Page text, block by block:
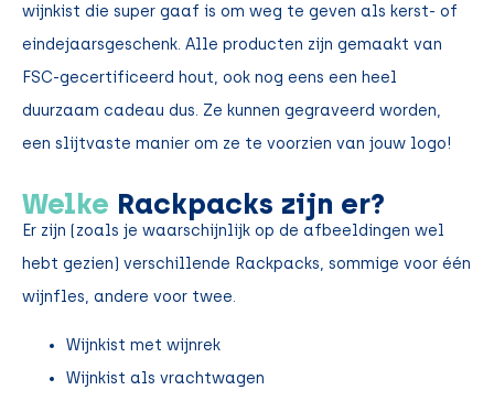
wijnkist die super gaaf is om weg te geven als kerst- of
eindejaarsgeschenk. Alle producten zijn gemaakt van
FSC-gecertificeerd hout, ook nog eens een heel
duurzaam cadeau dus. Ze kunnen gegraveerd worden,
een slijtvaste manier om ze te voorzien van jouw logo!
Welke Rackpacks zijn er?
Er zijn (zoals je waarschijnlijk op de afbeeldingen wel
hebt gezien) verschillende Rackpacks, sommige voor één
wijnfles, andere voor twee.
Wijnkist met wijnrek
Wijnkist als vrachtwagen